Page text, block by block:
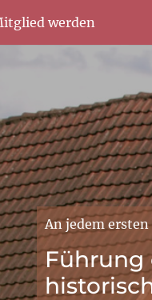
werden
An jedem
Führung